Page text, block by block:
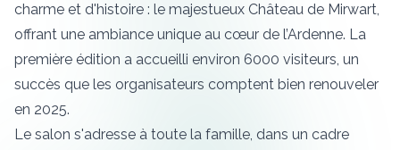
charme et d'histoire : le majestueux Château de Mirwart,
offrant une ambiance unique au cœur de l’Ardenne. La
première édition a accueilli environ 6000 visiteurs, un
succès que les organisateurs comptent bien renouveler
en 2025.
Le salon s'adresse à toute la famille, dans un cadre